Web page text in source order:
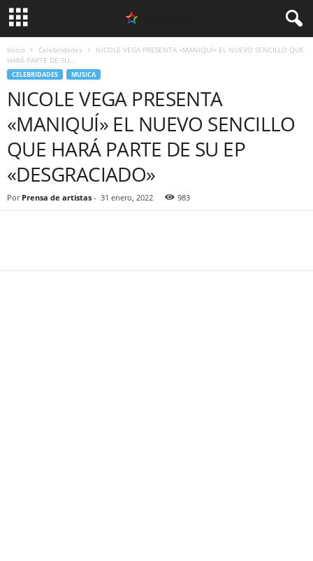
Inicio Celebridades
NICOLE VEGA PRESENTA «MANIQUÍ» EL NUEVO SENCILLO QUE
HARÁ PARTE DE SU...
CELEBRIDADES MUSICA
NICOLE VEGA PRESENTA
«MANIQUÍ» EL NUEVO SENCILLO
QUE HARÁ PARTE DE SU EP
«DESGRACIADO»
Por Prensa de artistas - 31 enero, 2022 983